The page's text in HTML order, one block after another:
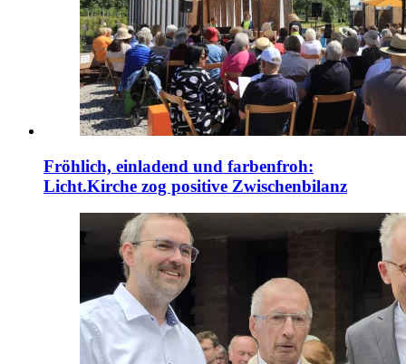
Fröhlich, einladend und farbenfroh:
Licht.Kirche zog positive Zwischenbilanz